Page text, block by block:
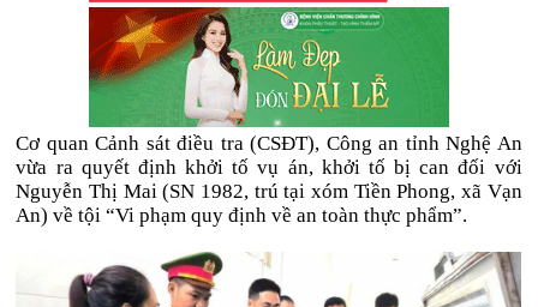
Cơ quan Cảnh sát điều tra (CSĐT), Công an tỉnh Nghệ An
vừa ra quyết định khởi tố vụ án, khởi tố bị can đối với
Nguyễn Thị Mai (SN 1982, trú tại xóm Tiền Phong, xã Vạn
An) về tội “Vi phạm quy định về an toàn thực phẩm”.